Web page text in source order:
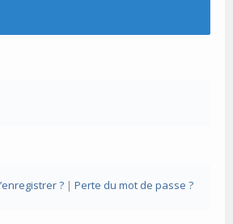
?| Perte du mot de passe ?